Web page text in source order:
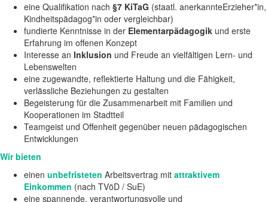
eine Qualifikation nach §7 KiTaG (staatl. anerkannteErzieher*in,
Kindheitspädagog*in oder vergleichbar)
fundierte Kenntnisse in der Elementarpädagogik und erste
Erfahrung im offenen Konzept
Interesse an Inklusion und Freude an vielfältigen Lern- und
Lebenswelten
eine zugewandte, reflektierte Haltung und die Fähigkeit,
verlässliche Beziehungen zu gestalten
Begeisterung für die Zusammenarbeit mit Familien und
Kooperationen im Stadtteil
Teamgeist und Offenheit gegenüber neuen pädagogischen
Entwicklungen
Wir bieten
einen unbefristeten Arbeitsvertrag mit attraktivem
Einkommen (nach TVöD / SuE)
eine spannende, verantwortungsvolle und